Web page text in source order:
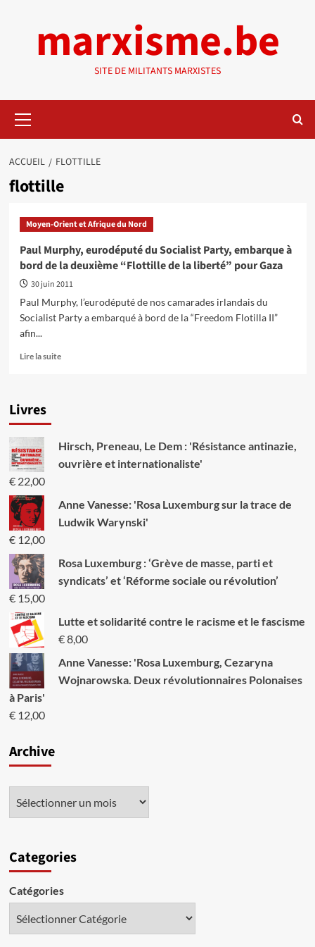
marxisme.be
SITE DE MILITANTS MARXISTES
principal
ACCUEIL FLOTTILLE
flottille
Moyen-Orient et Afrique du Nord
Paul Murphy, eurodéputé du Socialist Party, embarque à
bord de la deuxième “Flottille de la liberté” pour Gaza
30 juin 2011
Paul Murphy, l’eurodéputé de nos camarades irlandais du
Socialist Party a embarqué à bord de la “Freedom Flotilla II”
afin...
Lire la suiteEn
du
Socialist
à
de
“Flottille
de
pour
Gaza
Livres
Hirsch, Preneau, Le Dem : 'Résistance antinazie,
ouvrière et internationaliste'
€22,00
Anne Vanesse: 'Rosa Luxemburg sur la trace de
Ludwik Warynski'
€12,00
Rosa Luxemburg : ‘Grève de masse, parti et
syndicats’ et ‘Réforme sociale ou révolution’
€15,00
Lutte et solidarité contre le racisme et le fascisme
€8,00
Anne Vanesse: 'Rosa Luxemburg, Cezaryna
Wojnarowska. Deux révolutionnaires Polonaises
à Paris'
€12,00
Archive
Categories
Catégories